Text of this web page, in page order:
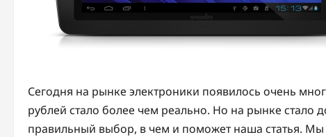
Сегодня на рынке электроники появилось очень
рублей стало более чем реально. Но на рынке стало
правильный выбор, в чем и поможет наша статья.